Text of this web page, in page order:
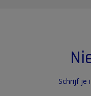
Schrijf je